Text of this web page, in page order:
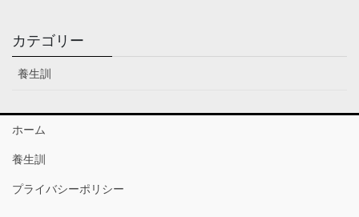
カテゴリー
養生訓
ホーム
養生訓
プライバシーポリシー